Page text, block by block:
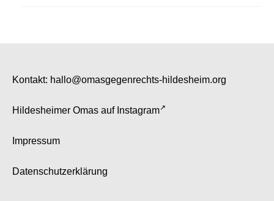
Kontakt: hallo@omasgegenrechts-hildesheim.org
Hildesheimer Omas auf Instagram
Impressum
Datenschutzerklärung